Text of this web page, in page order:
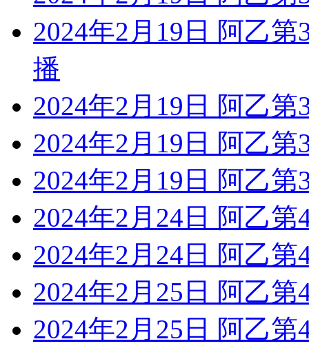
2024年2月19日 阿乙
播
2024年2月19日 阿乙
2024年2月19日 阿乙
2024年2月19日 阿乙
2024年2月24日 阿乙
2024年2月24日 阿乙
2024年2月25日 阿乙
2024年2月25日 阿乙